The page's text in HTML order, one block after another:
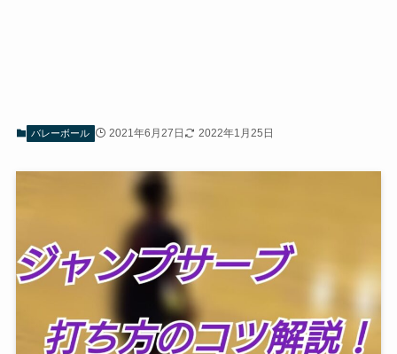
バレーボール 2021年6月27日 2022年1月25日